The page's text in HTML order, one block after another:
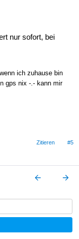
nur sofort, bei
ich zuhause bin
gps nix -.- kann mir
Zitieren #5